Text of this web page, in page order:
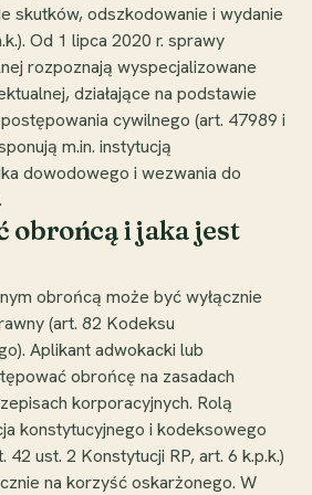
skutków, odszkodowanie i wydanie
Od 1 lipca 2020 r. sprawy
rozpoznają wyspecjalizowane
działające na podstawie
cywilnego (art. 47989 i
m.in. instytucją
dowodowego i wezwania do
obrońcą i jaka jest
obrońcą może być wyłącznie
(art. 82 Kodeksu
Aplikant adwokacki lub
obrońcę na zasadach
korporacyjnych. Rolą
konstytucyjnego i kodeksowego
ust. 2 Konstytucji RP, art. 6 k.p.k.)
na korzyść oskarżonego. W